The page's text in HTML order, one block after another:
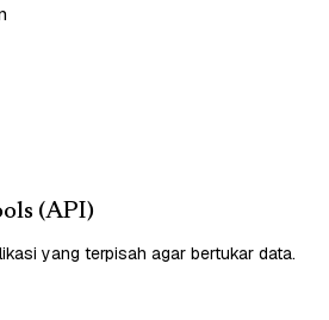
(API)
yang terpisah agar bertukar data.